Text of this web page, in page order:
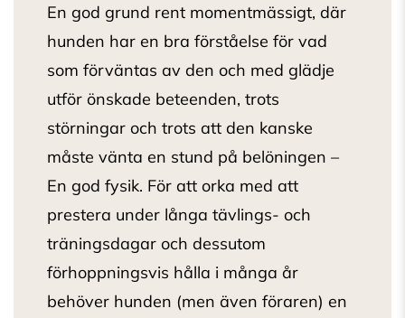
En god grund rent momentmässigt, där
hunden har en bra förståelse för vad
som förväntas av den och med glädje
utför önskade beteenden, trots
störningar och trots att den kanske
måste vänta en stund på belöningen –
En god fysik. För att orka med att
prestera under långa tävlings- och
träningsdagar och dessutom
förhoppningsvis hålla i många år
behöver hunden (men även föraren) en